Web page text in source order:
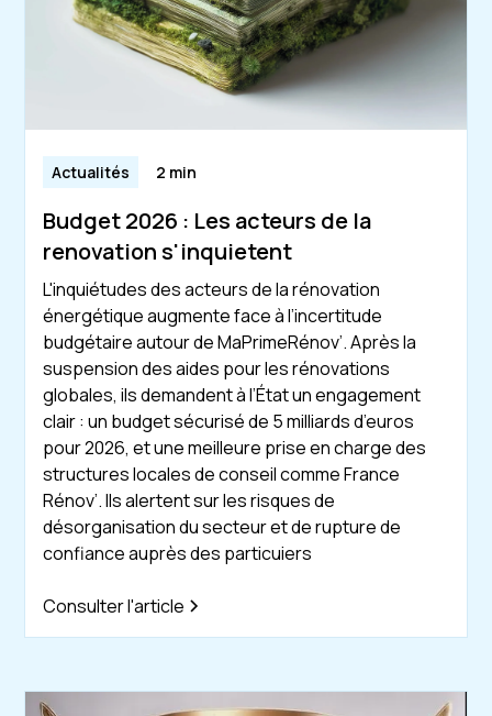
Actualités 2 min
Budget 2026 : Les acteurs de la
renovation s'inquietent
L'inquiétudes des acteurs de la rénovation
énergétique augmente face à l’incertitude
budgétaire autour de MaPrimeRénov’. Après la
suspension des aides pour les rénovations
globales, ils demandent à l’État un engagement
clair : un budget sécurisé de 5 milliards d’euros
pour 2026, et une meilleure prise en charge des
structures locales de conseil comme France
Rénov’. Ils alertent sur les risques de
désorganisation du secteur et de rupture de
confiance auprès des particuiers
Consulter l'article